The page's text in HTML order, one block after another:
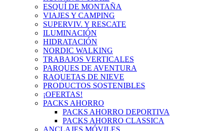
ESQUÍ DE MONTAÑA
VIAJES Y CAMPING
SUPERVIV. Y RESCATE
ILUMINACIÓN
HIDRATACIÓN
NORDIC WALKING
TRABAJOS VERTICALES
PARQUES DE AVENTURA
RAQUETAS DE NIEVE
PRODUCTOS SOSTENIBLES
¡OFERTAS!
PACKS AHORRO
PACKS AHORRO DEPORTIVA
PACKS AHORRO CLASSICA
ANCLAJES MÓVILES